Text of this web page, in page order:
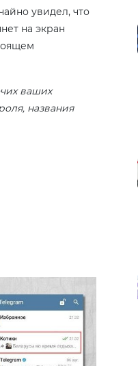
увидел, что
на экран
ваших
названия